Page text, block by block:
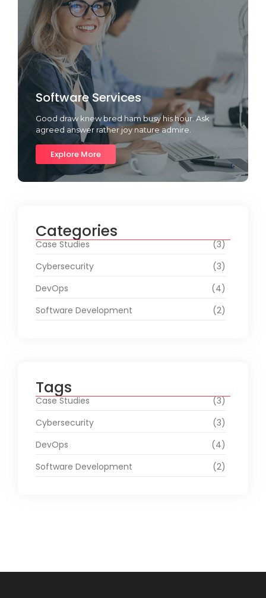
Software Services
Good draw knew bred ham busy his hour. Ask
agreed answer rather joy nature admire.
Explore More
Categories
Case Studies
(3)
Cybersecurity
(3)
DevOps
(4)
Software Development
(2)
Tags
Case Studies
(3)
Cybersecurity
(3)
DevOps
(4)
Software Development
(2)